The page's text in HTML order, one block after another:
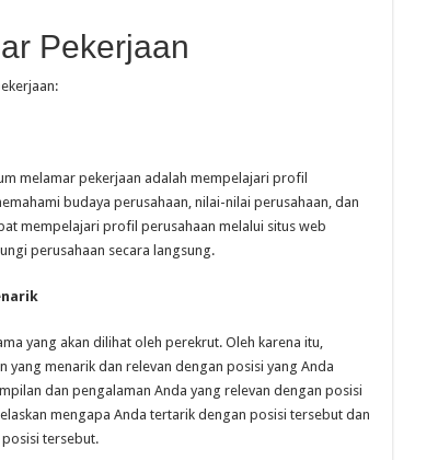
Pekerjaan
melamar pekerjaan adalah mempelajari profil
budaya perusahaan, nilai-nilai perusahaan, dan
mempelajari profil perusahaan melalui situs web
perusahaan secara langsung.
yang akan dilihat oleh perekrut. Oleh karena itu,
menarik dan relevan dengan posisi yang Anda
dan pengalaman Anda yang relevan dengan posisi
mengapa Anda tertarik dengan posisi tersebut dan
tersebut.